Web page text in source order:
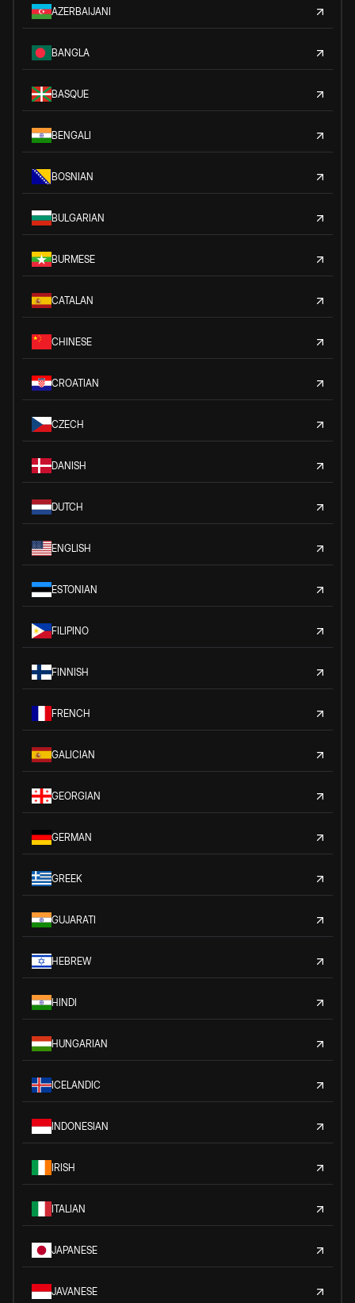
AZERBAIJANI
BANGLA
BASQUE
BENGALI
BOSNIAN
BULGARIAN
BURMESE
CATALAN
CHINESE
CROATIAN
CZECH
DANISH
DUTCH
ENGLISH
ESTONIAN
FILIPINO
FINNISH
FRENCH
GALICIAN
GEORGIAN
GERMAN
GREEK
GUJARATI
HEBREW
HINDI
HUNGARIAN
ICELANDIC
INDONESIAN
IRISH
ITALIAN
JAPANESE
JAVANESE